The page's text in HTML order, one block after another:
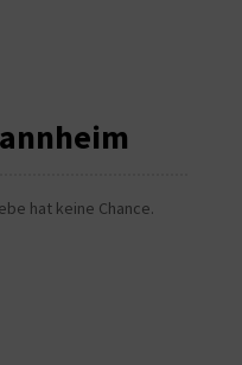
hat keine Chance.